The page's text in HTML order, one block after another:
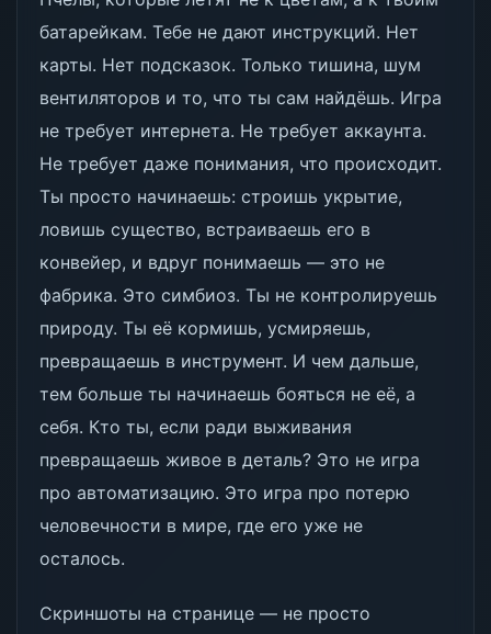
батарейкам. Тебе не дают инструкций. Нет
карты. Нет подсказок. Только тишина, шум
вентиляторов и то, что ты сам найдёшь. Игра
не требует интернета. Не требует аккаунта.
Не требует даже понимания, что происходит.
Ты просто начинаешь: строишь укрытие,
ловишь существо, встраиваешь его в
конвейер, и вдруг понимаешь — это не
фабрика. Это симбиоз. Ты не контролируешь
природу. Ты её кормишь, усмиряешь,
превращаешь в инструмент. И чем дальше,
тем больше ты начинаешь бояться не её, а
себя. Кто ты, если ради выживания
превращаешь живое в деталь? Это не игра
про автоматизацию. Это игра про потерю
человечности в мире, где его уже не
осталось.
Скриншоты на странице — не просто